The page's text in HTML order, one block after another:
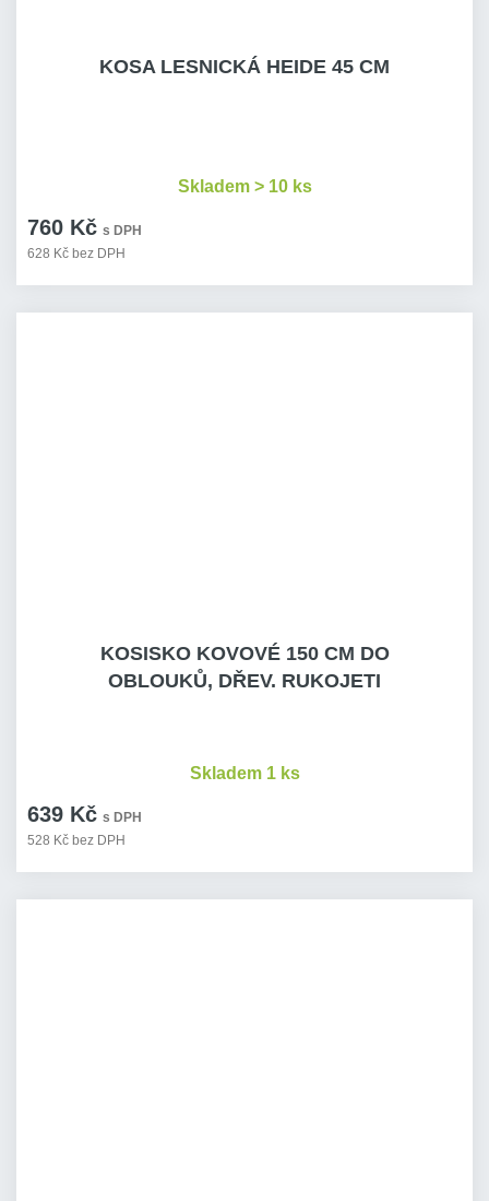
KOSA LESNICKÁ HEIDE 45 CM
760 Kč s DPH
628 Kč bez DPH
Skladem > 10 ks
KOSISKO KOVOVÉ 150 CM DO
OBLOUKŮ, DŘEV. RUKOJETI
639 Kč s DPH
528 Kč bez DPH
Skladem 1 ks